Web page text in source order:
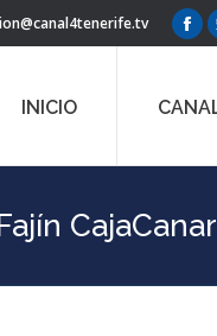
new
INICIO